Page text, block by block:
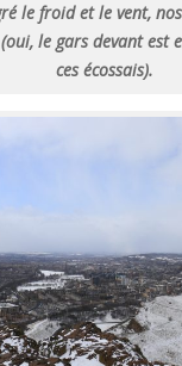
le froid et le vent,
(oui, le gars devant
ces écossais).